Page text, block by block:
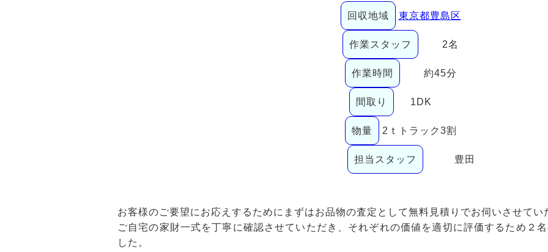
回収地域 東京都豊島区
作業スタッフ 2名
作業時間 約45分
間取り 1DK
物量 2ｔトラック3割
担当スタッフ 豊田
お客様のご要望にお応えするためにまずはお品物の査定として無料見積りでお伺いさせてい
ご自宅の家財一式を丁寧に確認させていただき、それぞれの価値を適切に評価するため２
した。